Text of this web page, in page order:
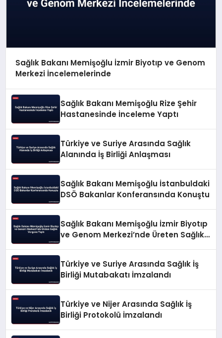
Sağlık Bakanı Memişoğlu İzmir Biyotıp ve Genom
Merkezi İncelemelerinde
Sağlık Bakanı Memişoğlu Rize Şehir
Hastanesinde İnceleme Yaptı
Türkiye ve Suriye Arasında Sağlık
Alanında İş Birliği Anlaşması
Sağlık Bakanı Memişoğlu İstanbuldaki
DSÖ Bakanlar Konferansında Konuştu
Sağlık Bakanı Memişoğlu İzmir Biyotıp
ve Genom Merkezi’nde Üreten Sağlık
Türkiye ve Suriye Arasında Sağlık İş
Birliği Mutabakatı İmzalandı
Türkiye ve Nijer Arasında Sağlık İş
Birliği Protokolü İmzalandı